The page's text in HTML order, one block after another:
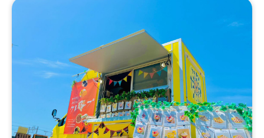
ーヒー、ホットコーヒー、からあげ&ポテトセット、たこ
焼き、かき氷、フラッペコーヒー、ふりふりポテト、チュ
ロス、ワッフルサンド